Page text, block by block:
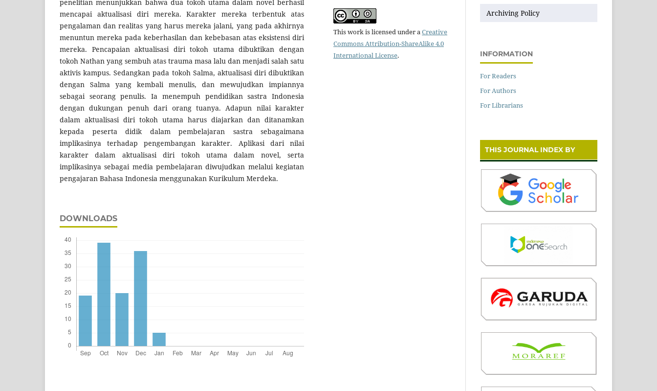
penelitian menunjukkan bahwa dua tokoh utama dalam novel berhasil
mencapai aktualisasi diri mereka. Karakter mereka terbentuk atas
pengalaman dan realitas yang harus mereka jalani, yang pada akhirnya
menuntun mereka pada keberhasilan dan kebebasan atas eksistensi diri
mereka. Pencapaian aktualisasi diri tokoh utama dibuktikan dengan
tokoh Nathan yang sembuh atas trauma masa lalu dan menjadi salah satu
aktivis kampus. Sedangkan pada tokoh Salma, aktualisasi diri dibuktikan
dengan Salma yang kembali menulis, dan mewujudkan impiannya
sebagai seorang penulis. Ia menempuh pendidikan sastra Indonesia
dengan dukungan penuh dari orang tuanya. Adapun nilai karakter
dalam aktualisasi diri tokoh utama harus diajarkan dan ditanamkan
kepada peserta didik dalam pembelajaran sastra sebagaimana
implikasinya terhadap pengembangan karakter. Aplikasi dari nilai
karakter dalam aktualisasi diri tokoh utama dalam novel, serta
implikasinya sebagai media pembelajaran diwujudkan melalui kegiatan
pengajaran Bahasa Indonesia menggunakan Kurikulum Merdeka.
DOWNLOADS
This work is licensed under aCreative
Commons Attribution-ShareAlike 4.0
International License.
Archiving Policy
INFORMATION
For Readers
For Authors
For Librarians
THIS JOURNAL INDEX BY